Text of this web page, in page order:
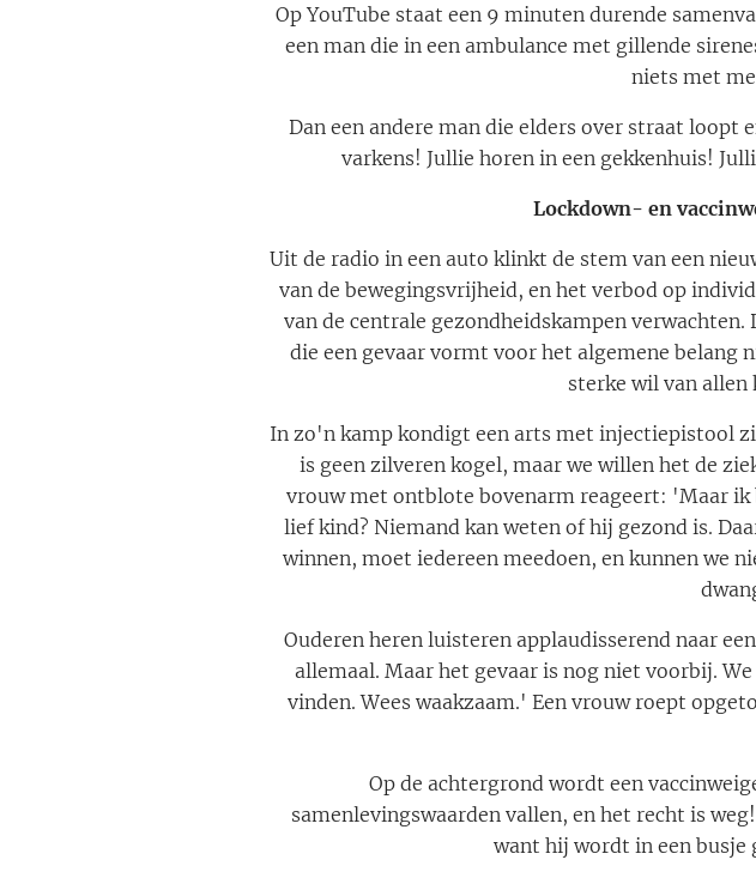
Op YouTube staat een 9 minuten durende
een man die in een ambulance met gillende
niets met
Dan een andere man die elders over straat
varkens! Jullie horen in een gekkenhuis!
Lockdown- en
Uit de radio in een auto klinkt de stem van een
van de bewegingsvrijheid, en het verbod op
van de centrale gezondheidskampen
die een gevaar vormt voor het algemene belang
sterke wil van allen
In zo'n kamp kondigt een arts met injectiepistool
is geen zilveren kogel, maar we willen het de
vrouw met ontblote bovenarm reageert: 'Maar
lief kind? Niemand kan weten of hij gezond is.
winnen, moet iedereen meedoen, en kunnen we
Ouderen heren luisteren applaudisserend naar
allemaal. Maar het gevaar is nog niet voorbij.
vinden. Wees waakzaam.' Een vrouw roept
Op de achtergrond wordt een
samenlevingswaarden vallen, en het recht is
want hij wordt in een busje